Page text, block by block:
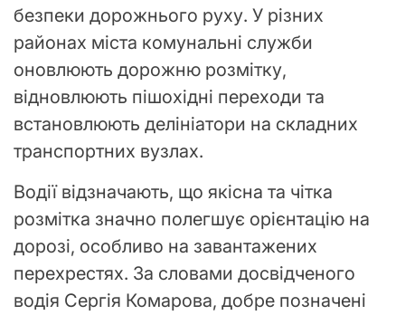
безпеки дорожнього руху. У різних
районах міста комунальні служби
оновлюють дорожню розмітку,
відновлюють пішохідні переходи та
встановлюють делініатори на складних
транспортних вузлах.
Водії відзначають, що якісна та чітка
розмітка значно полегшує орієнтацію на
дорозі, особливо на завантажених
перехрестях. За словами досвідченого
водія Сергія Комарова, добре позначені